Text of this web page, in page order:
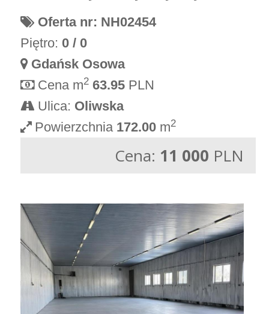
Oferta nr: NH02454
Piętro: 0 / 0
Gdańsk Osowa
Cena m2 63.95 PLN
Ulica: Oliwska
Powierzchnia 172.00 m2
Cena: 11 000 PLN